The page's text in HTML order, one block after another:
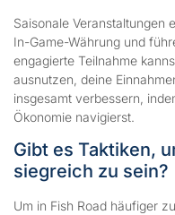
Saisonale Veranstaltungen
In-Game-Währung und
engagierte Teilnahme
ausnutzen, deine
insgesamt verbessern,
Ökonomie navigierst.
Gibt es Taktiken,
siegreich zu sein?
Um in Fish Road häufiger